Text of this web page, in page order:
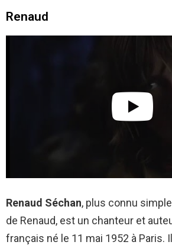
Renaud
Renaud Séchan, plus connu
de Renaud, est un chanteur et
français né le 11 mai 1952 à Paris.